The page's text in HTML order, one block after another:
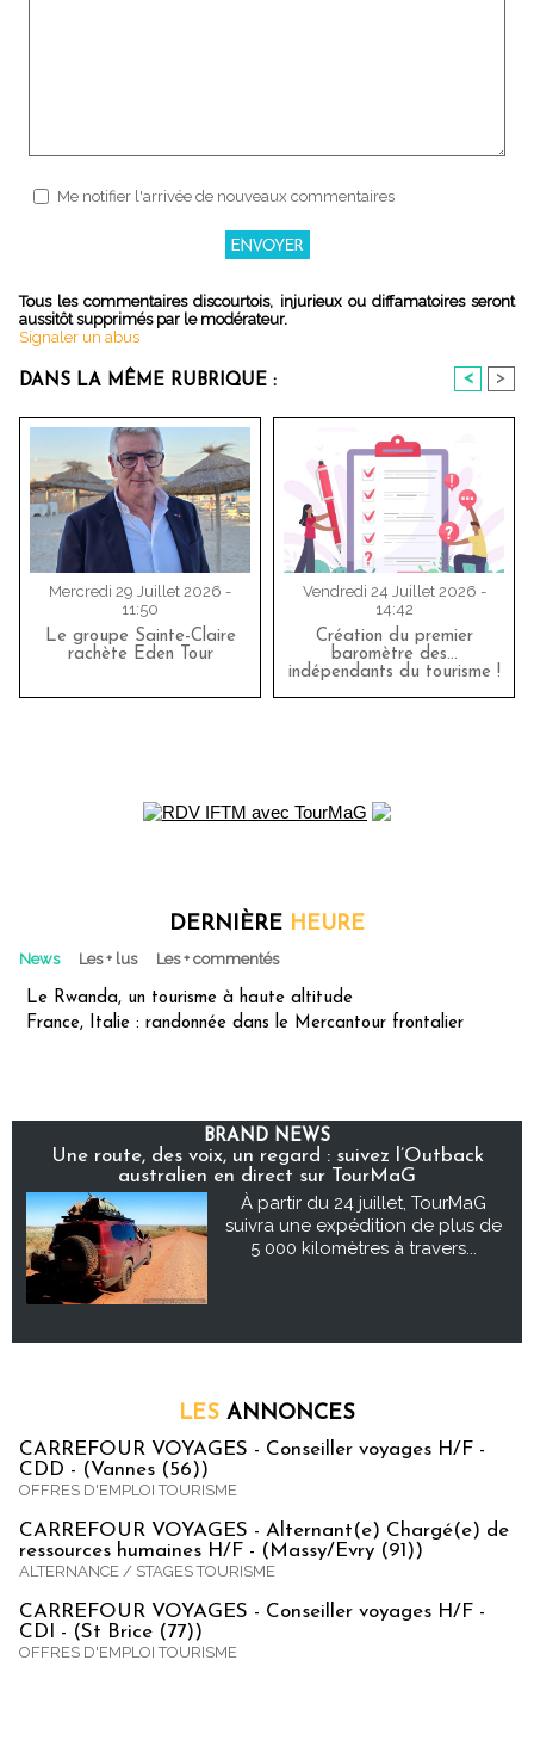
Me notifier l'arrivée de nouveaux commentaires
Tous les commentaires discourtois, injurieux ou diffamatoires seront
aussitôt supprimés par le modérateur.
Signaler un abus
DANS LA MÊME RUBRIQUE : < >
Mercredi 29 Juillet 2026 -
11:50
Le groupe Sainte-Claire
rachète Eden Tour
Vendredi 24 Juillet 2026 -
14:42
Création du premier
baromètre des…
indépendants du tourisme !
DERNIÈRE HEURE
News Les + lus Les + commentés
Le Rwanda, un tourisme à haute altitude
France, Italie : randonnée dans le Mercantour frontalier
BRAND NEWS
Une route, des voix, un regard : suivez l’Outback
australien en direct sur TourMaG
À partir du 24 juillet, TourMaG
suivra une expédition de plus de
5 000 kilomètres à travers...
LES ANNONCES
CARREFOUR VOYAGES - Conseiller voyages H/F -
CDD - (Vannes (56))
OFFRES D'EMPLOI TOURISME
CARREFOUR VOYAGES - Alternant(e) Chargé(e) de
ressources humaines H/F - (Massy/Evry (91))
ALTERNANCE / STAGES TOURISME
CARREFOUR VOYAGES - Conseiller voyages H/F -
CDI - (St Brice (77))
OFFRES D'EMPLOI TOURISME